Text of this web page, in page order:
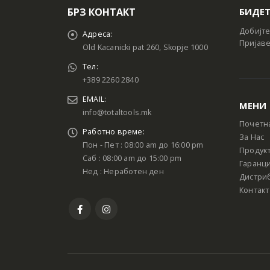
БРЗ КОНТАКТ
Адреса:
Old Kacanicki pat 260, Skopje 1000
Тел:
+389 2260 2840
EMAIL:
info@totaltools.mk
Работно време:
Пон - Пет : 08:00 am до 16:00 pm
Саб : 08:00 am до 15:00 pm
Нед : Неработен ден
МЕНИ
За Нас
Контакт